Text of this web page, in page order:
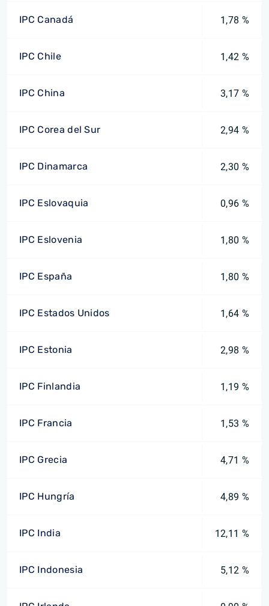
IPC Canadá 1,78 %
IPC Chile 1,42 %
IPC China 3,17 %
IPC Corea del Sur 2,94 %
IPC Dinamarca 2,30 %
IPC Eslovaquia 0,96 %
IPC Eslovenia 1,80 %
IPC España 1,80 %
IPC Estados Unidos 1,64 %
IPC Estonia 2,98 %
IPC Finlandia 1,19 %
IPC Francia 1,53 %
IPC Grecia 4,71 %
IPC Hungría 4,89 %
IPC India 12,11 %
IPC Indonesia 5,12 %